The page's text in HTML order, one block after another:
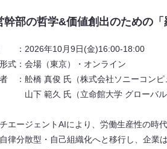
幹部の哲学&価値創出のための
：​2026年10月9日(金)16:00-18:00
式：会場（東京）・オンライン
：舩橋 真俊 氏（株式会社ソニーコンピ
範久 氏（立命館大学 グローバル教
エージェントAIにより、労働生産性の時
律分散型・自己組織化へと移行し、企業